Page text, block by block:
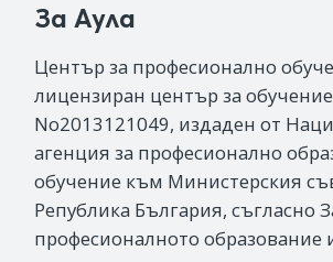
За Аула
Център за професионално
лицензиран център за
No2013121049, издаден от
агенция за професионално
обучение към Министерския
Република България, съгласно
професионалното образование